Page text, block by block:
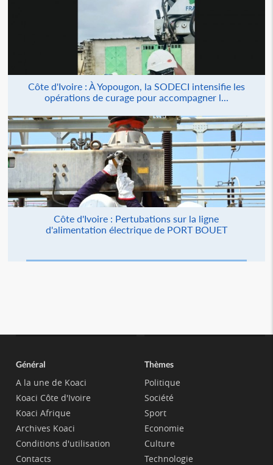
Côte d'Ivoire : À Yopougon, la SODECI intensifie les
opérations de curage pour accompagner l...
Côte d'Ivoire : Pertubations sur la ligne
d'alimentation électrique de PORT BOUET
Général
A la une de Koaci
Koaci Côte d'Ivoire
Koaci Afrique
Archives Koaci
Conditions d'utilisation
Contacts
Thèmes
Politique
Société
Sport
Economie
Culture
Technologie